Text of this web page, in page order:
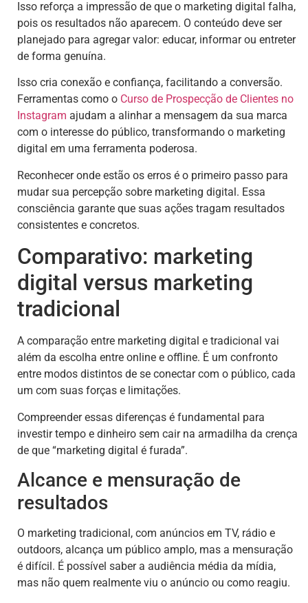
Isso reforça a impressão de que o marketing digital falha,
pois os resultados não aparecem. O conteúdo deve ser
planejado para agregar valor: educar, informar ou entreter
de forma genuína.
Isso cria conexão e confiança, facilitando a conversão.
Ferramentas como o Curso de Prospecção de Clientes no
Instagram ajudam a alinhar a mensagem da sua marca
com o interesse do público, transformando o marketing
digital em uma ferramenta poderosa.
Reconhecer onde estão os erros é o primeiro passo para
mudar sua percepção sobre marketing digital. Essa
consciência garante que suas ações tragam resultados
consistentes e concretos.
Comparativo: marketing
digital versus marketing
tradicional
A comparação entre marketing digital e tradicional vai
além da escolha entre online e offline. É um confronto
entre modos distintos de se conectar com o público, cada
um com suas forças e limitações.
Compreender essas diferenças é fundamental para
investir tempo e dinheiro sem cair na armadilha da crença
de que “marketing digital é furada”.
Alcance e mensuração de
resultados
O marketing tradicional, com anúncios em TV, rádio e
outdoors, alcança um público amplo, mas a mensuração
é difícil. É possível saber a audiência média da mídia,
mas não quem realmente viu o anúncio ou como reagiu.